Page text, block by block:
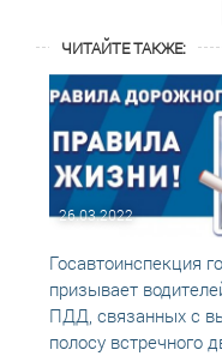
ЧИТАЙТЕ ТАКЖЕ:
26.03.2022
Госавтоинспекция
призывает
ПДД, связанных с
полосу встречного